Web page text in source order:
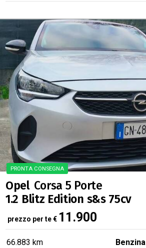
PRONTA CONSEGNA
Opel Corsa 5 Porte
1.2 Blitz Edition s&s 75cv
prezzo per te€ 11.900
66.883 km
Benzina